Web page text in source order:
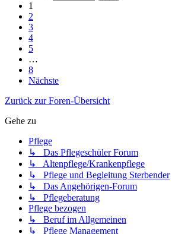
1
2
3
4
5
…
8
Nächste
Zurück zur Foren-Übersicht
Gehe zu
Pflege
↳ Das Pflegeschüler Forum
↳ Altenpflege/Krankenpflege
↳ Pflege und Begleitung Sterbender
↳ Das Angehörigen-Forum
↳ Pflegeberatung
Pflege bezogen
↳ Beruf im Allgemeinen
↳ Pflege Management